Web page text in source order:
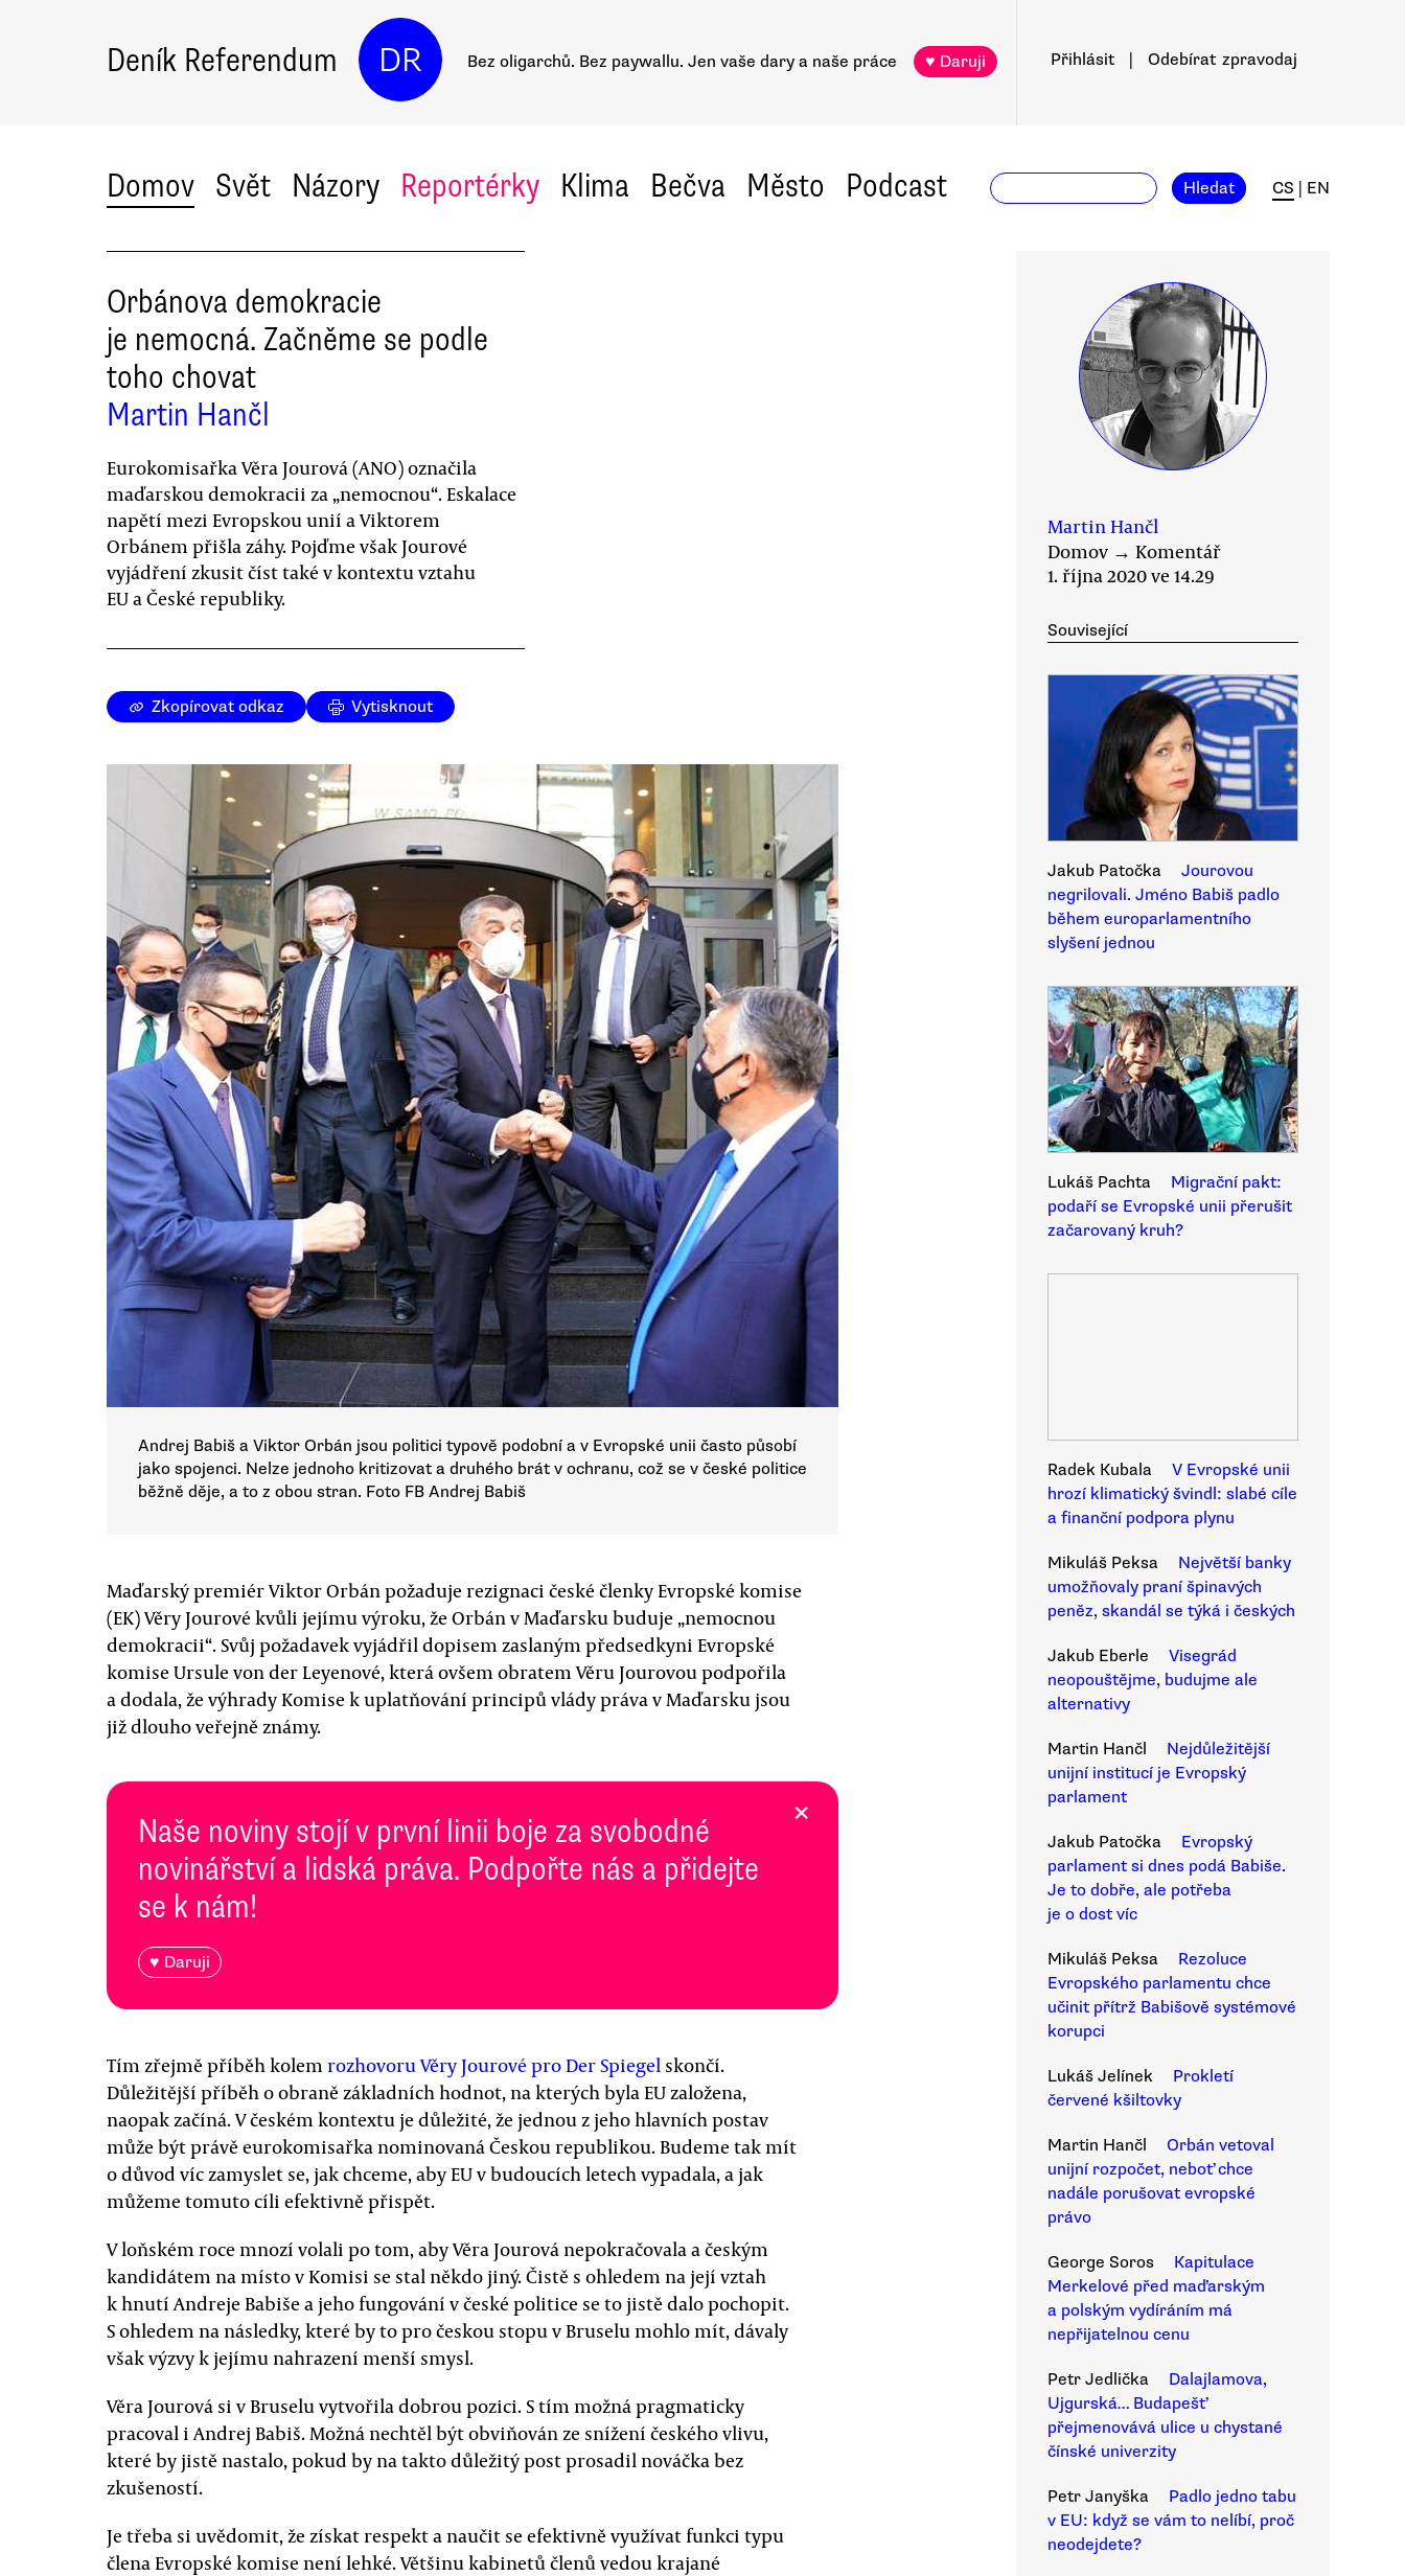
Deník Referendum DR Bez oligarchů. Bez paywallu. Jen vaše dary a naše práce ♥ Daruji Přihlásit Odebírat zpravodaj
Domov Svět Názory Reportérky Klima Bečva Město Podcast Hledat CS EN
Orbánova demokracie
je nemocná. Začněme se podle
toho chovat
Martin Hančl
Eurokomisařka Věra Jourová (ANO) označila
maďarskou demokracii za „nemocnou“. Eskalace
napětí mezi Evropskou unií a Viktorem
Orbánem přišla záhy. Pojďme však Jourové
vyjádření zkusit číst také v kontextu vztahu
EU a České republiky.
Zkopírovat odkaz Vytisknout
Andrej Babiš a Viktor Orbán jsou politici typově podobní a v Evropské unii často působí
jako spojenci. Nelze jednoho kritizovat a druhého brát v ochranu, což se v české politice
běžně děje, a to z obou stran. Foto FB Andrej Babiš
Maďarský premiér Viktor Orbán požaduje rezignaci české členky Evropské komise
(EK) Věry Jourové kvůli jejímu výroku, že Orbán v Maďarsku buduje „nemocnou
demokracii“. Svůj požadavek vyjádřil dopisem zaslaným předsedkyni Evropské
komise Ursule von der Leyenové, která ovšem obratem Věru Jourovou podpořila
a dodala, že výhrady Komise k uplatňování principů vlády práva v Maďarsku jsou
již dlouho veřejně známy.
Naše noviny stojí v první linii boje za svobodné
novinářství a lidská práva. Podpořte nás a přidejte
se k nám!
♥ Daruji
×
Tím zřejmě příběh kolemrozhovoru Věry Jourové pro Der Spiegel skončí.
Důležitější příběh o obraně základních hodnot, na kterých byla EU založena,
naopak začíná. V českém kontextu je důležité, že jednou z jeho hlavních postav
může být právě eurokomisařka nominovaná Českou republikou. Budeme tak mít
o důvod víc zamyslet se, jak chceme, aby EU v budoucích letech vypadala, a jak
můžeme tomuto cíli efektivně přispět.
V loňském roce mnozí volali po tom, aby Věra Jourová nepokračovala a českým
kandidátem na místo v Komisi se stal někdo jiný. Čistě s ohledem na její vztah
k hnutí Andreje Babiše a jeho fungování v české politice se to jistě dalo pochopit.
S ohledem na následky, které by to pro českou stopu v Bruselu mohlo mít, dávaly
však výzvy k jejímu nahrazení menší smysl.
Věra Jourová si v Bruselu vytvořila dobrou pozici. S tím možná pragmaticky
pracoval i Andrej Babiš. Možná nechtěl být obviňován ze snížení českého vlivu,
které by jistě nastalo, pokud by na takto důležitý post prosadil nováčka bez
zkušeností.
Je třeba si uvědomit, že získat respekt a naučit se efektivně využívat funkci typu
člena Evropské komise není lehké. Většinu kabinetů členů vedou krajané
Martin Hančl
Domov → Komentář
1. října 2020 ve 14.29
Související
Jakub Patočka
Jourovou
negrilovali. Jméno Babiš padlo
během europarlamentního
slyšení jednou
Lukáš Pachta
Migrační pakt:
podaří se Evropské unii přerušit
začarovaný kruh?
Radek Kubala
V Evropské unii
hrozí klimatický švindl: slabé cíle
a finanční podpora plynu
Mikuláš Peksa
Největší banky
umožňovaly praní špinavých
peněz, skandál se týká i českých
Jakub Eberle
Visegrád
neopouštějme, budujme ale
alternativy
Martin Hančl
Nejdůležitější
unijní institucí je Evropský
parlament
Jakub Patočka
Evropský
parlament si dnes podá Babiše.
Je to dobře, ale potřeba
je o dost víc
Mikuláš Peksa
Rezoluce
Evropského parlamentu chce
učinit přítrž Babišově systémové
korupci
Lukáš Jelínek
Prokletí
červené kšiltovky
Martin Hančl
Orbán vetoval
unijní rozpočet, neboť chce
nadále porušovat evropské
právo
George Soros
Kapitulace
Merkelové před maďarským
a polským vydíráním má
nepřijatelnou cenu
Petr Jedlička
Dalajlamova,
Ujgurská… Budapešť
přejmenovává ulice u chystané
čínské univerzity
Petr Janyška
Padlo jedno tabu
v EU: když se vám to nelíbí, proč
neodejdete?